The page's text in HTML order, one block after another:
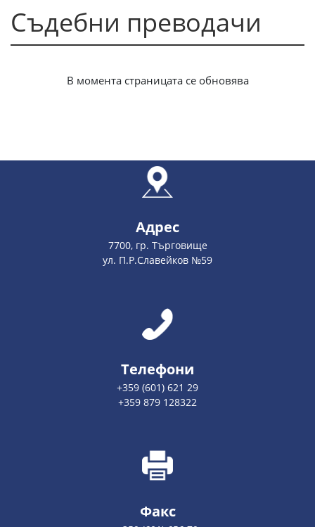
Съдебни преводачи
В момента страницата се обновява
Адрес
7700, гр. Търговище
ул. П.Р.Славейков №59
Телефони
+359 (601) 621 29
+359 879 128322
Факс